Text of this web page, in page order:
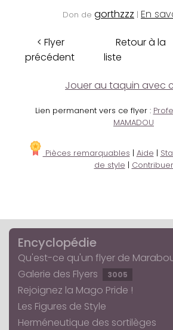
Don de gorthzzz | En
< Flyer
précédent
Retour à la
liste
Jouer au taquin avec
Lien permanent vers ce flyer :
MAMADOU
Pièces remarquables | Aide |
de style | Contribuer
Encyclopédie
Qu'est-ce qu'un flyer de
Galerie des Flyers
3005
Rejoignez la Mago Pride !
Les Figures de Style
Herméneutique des sortilèges